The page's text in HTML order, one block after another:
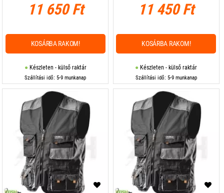
11 650 Ft
Készleten - külső raktár
Szállítási idő: 5-9 munkanap
KOSÁRBA RAKOM!
11 450 Ft
Készleten - külső raktár
Szállítási idő: 5-9 munkanap
KOSÁRBA RAKOM!